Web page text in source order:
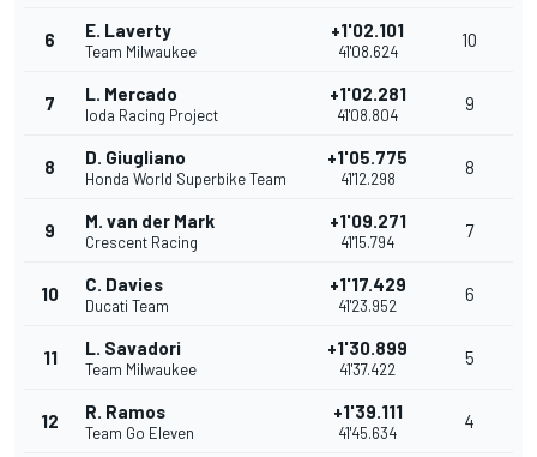
6 E. Laverty
Team Milwaukee
+1'02.101
41'08.624
10
7 L. Mercado
Ioda Racing Project
+1'02.281
41'08.804
9
8 D. Giugliano
Honda World Superbike Team
+1'05.775
41'12.298
8
9 M. van der Mark
Crescent Racing
+1'09.271
41'15.794
7
10 C. Davies
Ducati Team
+1'17.429
41'23.952
6
11 L. Savadori
Team Milwaukee
+1'30.899
41'37.422
5
12 R. Ramos
Team Go Eleven
+1'39.111
41'45.634
4